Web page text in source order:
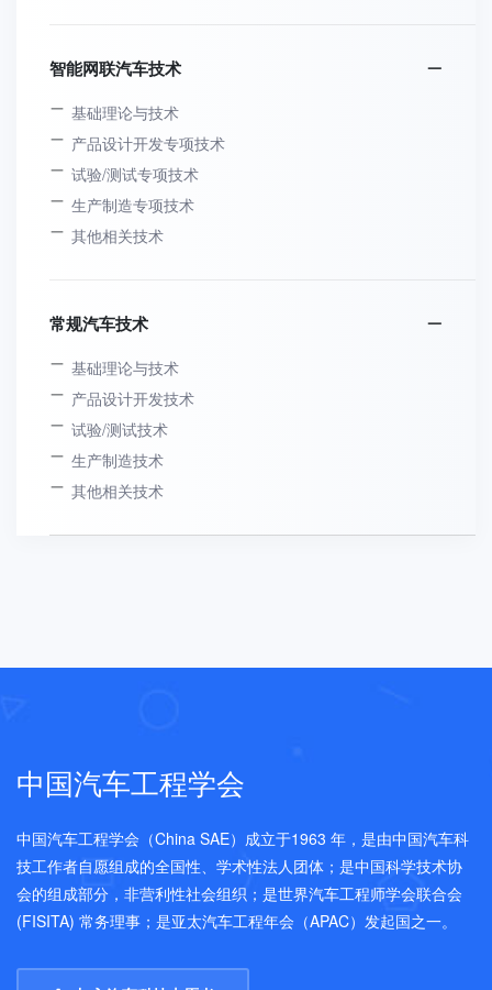
智能网联汽车技术
基础理论与技术
产品设计开发专项技术
试验/测试专项技术
生产制造专项技术
其他相关技术
常规汽车技术
基础理论与技术
产品设计开发技术
试验/测试技术
生产制造技术
其他相关技术
中国汽车工程学会
中国汽车工程学会（China SAE）成立于1963 年，是由中国汽车科
技工作者自愿组成的全国性、学术性法人团体；是中国科学技术协
会的组成部分，非营利性社会组织；是世界汽车工程师学会联合会
(FISITA) 常务理事；是亚太汽车工程年会（APAC）发起国之一。